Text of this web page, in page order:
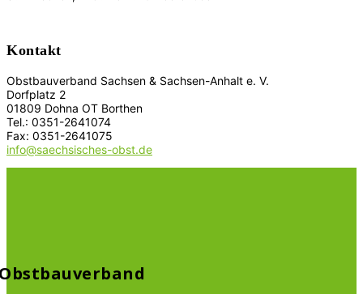
Kontakt
Obstbauverband Sachsen & Sachsen-Anhalt e. V.
Dorfplatz 2
01809 Dohna OT Borthen
Tel.: 0351-2641074
Fax: 0351-2641075
info@saechsisches-obst.de